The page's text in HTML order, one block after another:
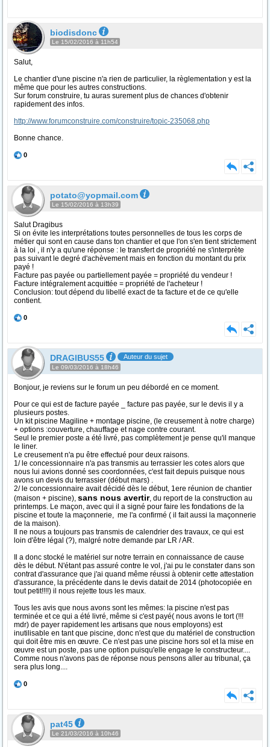
biodisdonc
Le 15/02/2016 à 11h54
Salut,
Le chantier d'une piscine n'a rien de particulier, la règlementation y est la
même que pour les autres constructions.
Sur forum construire, tu auras surement plus de chances d'obtenir
rapidement des infos.
http://www.forumconstruire.com/construire/topic-235068.php
Bonne chance.
0
potato@yopmail.com
Le 15/02/2016 à 13h39
Salut Dragibus
Si on évite les interprétations toutes personnelles de tous les corps de
métier qui sont en cause dans ton chantier et que l'on s'en tient strictement
à la loi , il n'y a qu'une réponse : le transfert de propriété ne s'interprète
pas suivant le degré d'achèvement mais en fonction du montant du prix
payé !
Facture pas payée ou partiellement payée = propriété du vendeur !
Facture intégralement acquittée = propriété de l'acheteur !
Conclusion: tout dépend du libellé exact de ta facture et de ce qu'elle
contient.
0
DRAGIBUS55 Auteur du sujet
Le 09/03/2016 à 18h46
Bonjour, je reviens sur le forum un peu débordé en ce moment.
Pour ce qui est de facture payée _ facture pas payée, sur le devis il y a
plusieurs postes.
Un kit piscine Magiline + montage piscine, (le creusement à notre charge)
+ options :couverture, chauffage et nage contre courant.
Seul le premier poste a été livré, pas complètement je pense qu'il manque
le liner.
Le creusement n'a pu être effectué pour deux raisons.
1/ le concessionnaire n'a pas transmis au terrassier les cotes alors que
nous lui avions donné ses coordonnées, c'est fait depuis puisque nous
avons un devis du terrassier (début mars) .
2/ le concessionnaire avait décidé dès le début, 1ere réunion de chantier
(maison + piscine), sans nous avertir, du report de la construction au
printemps. Le maçon, avec qui il a signé pour faire les fondations de la
piscine et toute la maçonnerie, me l'a confirmé ( il fait aussi la maçonnerie
de la maison).
Il ne nous a toujours pas transmis de calendrier des travaux, ce qui est
loin d'être légal (?), malgré notre demande par LR / AR.
Il a donc stocké le matériel sur notre terrain en connaissance de cause
dès le début. N'étant pas assuré contre le vol, j'ai pu le constater dans son
contrat d'assurance que j'ai quand même réussi à obtenir cette attestation
d'assurance, la précédente dans le devis datait de 2014 (photocopiée en
tout petit!!!!) il nous rejette tous les maux.
Tous les avis que nous avons sont les mêmes: la piscine n'est pas
terminée et ce qui a été livré, même si c'est payé( nous avons le tort (!!!
mdr) de payer rapidement les artisans que nous employons) est
inutilisable en tant que piscine, donc n'est que du matériel de construction
qui doit être mis en œuvre. Ce n'est pas une piscine hors sol et la mise en
œuvre est un poste, pas une option puisqu'elle engage le constructeur....
Comme nous n'avons pas de réponse nous pensons aller au tribunal, ça
sera plus long....
0
pat45
Le 21/03/2016 à 10h46